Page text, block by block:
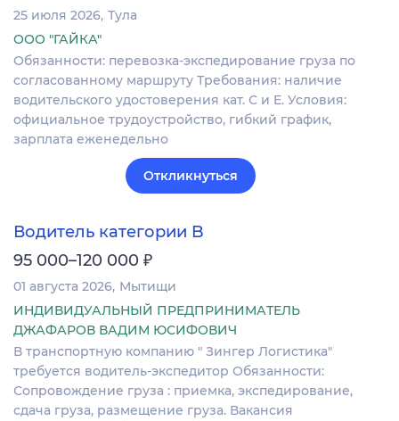
25 июля 2026 Тула
ООО "ГАЙКА"
Обязанности: перевозка-экспедирование груза по
согласованному маршруту Требования: наличие
водительского удостоверения кат. С и Е. Условия:
официальное трудоустройство, гибкий график,
зарплата еженедельно
Откликнуться
Водитель категории B
95 000–120 000 ₽
01 августа 2026 Мытищи
ИНДИВИДУАЛЬНЫЙ ПРЕДПРИНИМАТЕЛЬ
ДЖАФАРОВ ВАДИМ ЮСИФОВИЧ
В транспортную компанию " Зингер Логистика"
требуется водитель-экспедитор Обязанности:
Сопровождение груза : приемка, экспедирование,
сдача груза, размещение груза. Вакансия